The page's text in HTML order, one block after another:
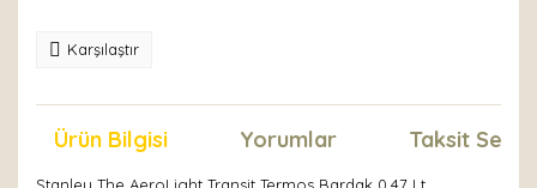
Karşılaştır
Ürün Bilgisi Yorumlar Taksit